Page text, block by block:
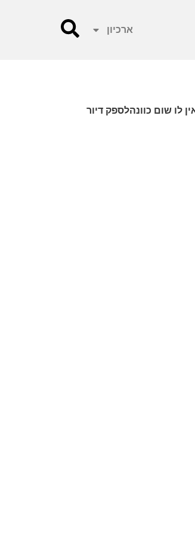
ארכיון
לו שום כוונהלספק דיור